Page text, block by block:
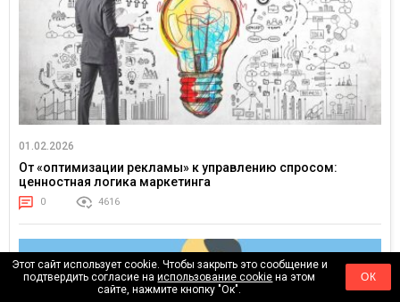
01.02.2026
От «оптимизации рекламы» к управлению спросом:
ценностная логика маркетинга
0 4616
Этот сайт использует cookie. Чтобы закрыть это сообщение и
подтвердить согласие наиспользование cookie на этом
сайте, нажмите кнопку "Ок".
ОК